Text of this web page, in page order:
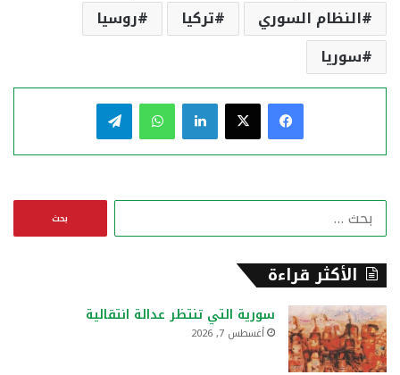
النظام السوري
تركيا
روسيا
سوريا
فيسبوك لينكدإن واتساب
ن
الأكثر قراءة
سورية التي تنتظر عدالة انتقالية
أغسطس 7, 2026